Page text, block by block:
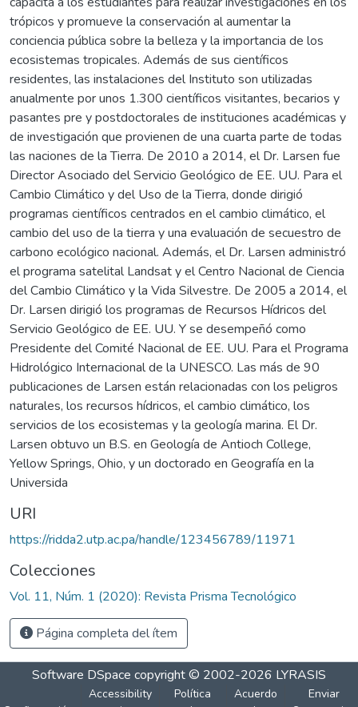
trópicos y promueve la conservación al aumentar la
conciencia pública sobre la belleza y la importancia de los
ecosistemas tropicales. Además de sus científicos
residentes, las instalaciones del Instituto son utilizadas
anualmente por unos 1.300 científicos visitantes, becarios y
pasantes pre y postdoctorales de instituciones académicas y
de investigación que provienen de una cuarta parte de todas
las naciones de la Tierra. De 2010 a 2014, el Dr. Larsen fue
Director Asociado del Servicio Geológico de EE. UU. Para el
Cambio Climático y del Uso de la Tierra, donde dirigió
programas científicos centrados en el cambio climático, el
cambio del uso de la tierra y una evaluación de secuestro de
carbono ecológico nacional. Además, el Dr. Larsen administró
el programa satelital Landsat y el Centro Nacional de Ciencia
del Cambio Climático y la Vida Silvestre. De 2005 a 2014, el
Dr. Larsen dirigió los programas de Recursos Hídricos del
Servicio Geológico de EE. UU. Y se desempeñó como
Presidente del Comité Nacional de EE. UU. Para el Programa
Hidrológico Internacional de la UNESCO. Las más de 90
publicaciones de Larsen están relacionadas con los peligros
naturales, los recursos hídricos, el cambio climático, los
servicios de los ecosistemas y la geología marina. El Dr.
Larsen obtuvo un B.S. en Geología de Antioch College,
Yellow Springs, Ohio, y un doctorado en Geografía en la
Universida
URI
https://ridda2.utp.ac.pa/handle/123456789/11971
Colecciones
Vol. 11, Núm. 1 (2020): Revista Prisma Tecnológico
Página completa del ítem
Software DSpace copyright © 2002-2026 LYRASIS
Accessibility
Política
Acuerdo
Enviar